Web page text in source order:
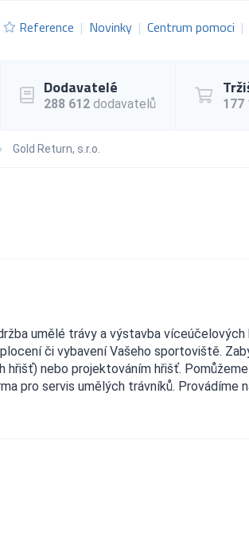
Reference Novinky Centrum pomoci
Dodavatelé
288 612 dodavatelů 177
Gold Return, s.r.o.
umělé trávy a výstavba víceúčelových
či vybavení Vašeho sportoviště.
nebo projektováním hřišť.
pro servis umělých trávníků. Provádíme